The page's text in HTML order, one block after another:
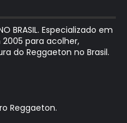
BRASIL. Especializado em
para acolher,
do Reggaeton no Brasil.
Reggaeton.